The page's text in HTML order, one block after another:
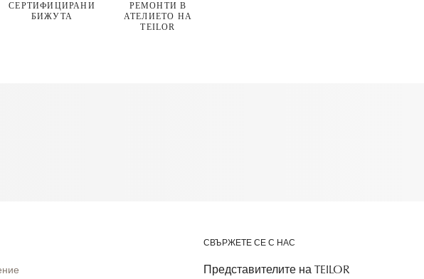
СЕРТИФИЦИРАНИ
БИЖУТА
РЕМОНТИ В
АТЕЛИЕТО НА
TEILOR
СВЪРЖЕТЕ СЕ С НАС
Представителите на TEILOR